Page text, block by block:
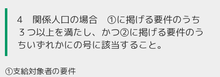
4 関係人口の場合 ①に掲げる要件のうち
３つ以上を満たし、かつ②に掲げる要件のう
ちいずれかにの号に該当すること。
①支給対象者の要件